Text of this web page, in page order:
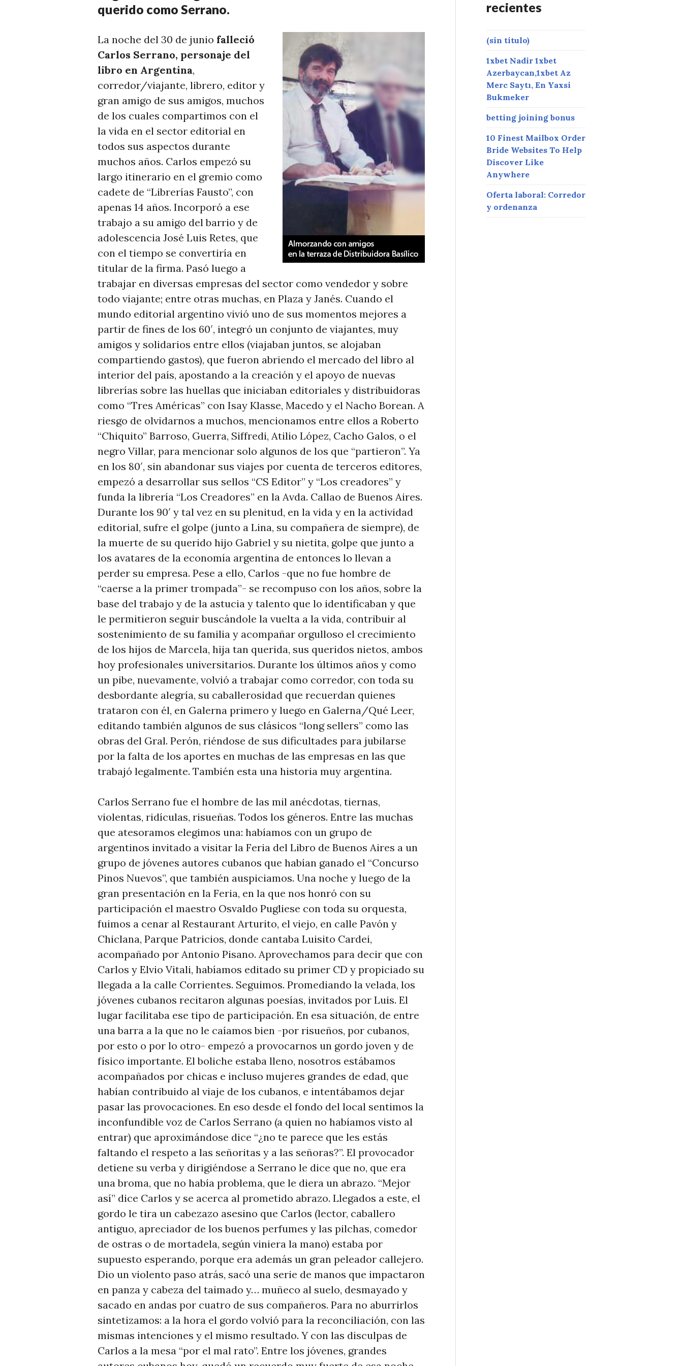
querido como Serrano.
La noche del 30 de junio falleció
Carlos Serrano, personaje del
libro en Argentina,
corredor/viajante, librero, editor y
gran amigo de sus amigos, muchos
de los cuales compartimos con el
la vida en el sector editorial en
todos sus aspectos durante
muchos años. Carlos empezó su
largo itinerario en el gremio como
cadete de “Librerías Fausto”, con
apenas 14 años. Incorporó a ese
trabajo a su amigo del barrio y de
adolescencia José Luis Retes, que
con el tiempo se convertiría en
titular de la firma. Pasó luego a
trabajar en diversas empresas del sector como vendedor y sobre
todo viajante; entre otras muchas, en Plaza y Janés. Cuando el
mundo editorial argentino vivió uno de sus momentos mejores a
partir de fines de los 60′, integró un conjunto de viajantes, muy
amigos y solidarios entre ellos (viajaban juntos, se alojaban
compartiendo gastos), que fueron abriendo el mercado del libro al
interior del país, apostando a la creación y el apoyo de nuevas
librerías sobre las huellas que iniciaban editoriales y distribuidoras
como “Tres Américas” con Isay Klasse, Macedo y el Nacho Borean. A
riesgo de olvidarnos a muchos, mencionamos entre ellos a Roberto
“Chiquito” Barroso, Guerra, Siffredi, Atilio López, Cacho Galos, o el
negro Villar, para mencionar solo algunos de los que “partieron”. Ya
en los 80′, sin abandonar sus viajes por cuenta de terceros editores,
empezó a desarrollar sus sellos “CS Editor” y “Los creadores” y
funda la librería “Los Creadores” en la Avda. Callao de Buenos Aires.
Durante los 90′ y tal vez en su plenitud, en la vida y en la actividad
editorial, sufre el golpe (junto a Lina, su compañera de siempre), de
la muerte de su querido hijo Gabriel y su nietita, golpe que junto a
los avatares de la economía argentina de entonces lo llevan a
perder su empresa. Pese a ello, Carlos -que no fue hombre de
“caerse a la primer trompada”- se recompuso con los años, sobre la
base del trabajo y de la astucia y talento que lo identificaban y que
le permitieron seguir buscándole la vuelta a la vida, contribuir al
sostenimiento de su familia y acompañar orgulloso el crecimiento
de los hijos de Marcela, hija tan querida, sus queridos nietos, ambos
hoy profesionales universitarios. Durante los últimos años y como
un pibe, nuevamente, volvió a trabajar como corredor, con toda su
desbordante alegría, su caballerosidad que recuerdan quienes
trataron con él, en Galerna primero y luego en Galerna/Qué Leer,
editando también algunos de sus clásicos “long sellers” como las
obras del Gral. Perón, riéndose de sus dificultades para jubilarse
por la falta de los aportes en muchas de las empresas en las que
trabajó legalmente. También esta una historia muy argentina.
Carlos Serrano fue el hombre de las mil anécdotas, tiernas,
violentas, ridículas, risueñas. Todos los géneros. Entre las muchas
que atesoramos elegimos una: habíamos con un grupo de
argentinos invitado a visitar la Feria del Libro de Buenos Aires a un
grupo de jóvenes autores cubanos que habían ganado el “Concurso
Pinos Nuevos”, que también auspiciamos. Una noche y luego de la
gran presentación en la Feria, en la que nos honró con su
participación el maestro Osvaldo Pugliese con toda su orquesta,
fuimos a cenar al Restaurant Arturito, el viejo, en calle Pavón y
Chiclana, Parque Patricios, donde cantaba Luisito Cardei,
acompañado por Antonio Pisano. Aprovechamos para decir que con
Carlos y Elvio Vitali, habíamos editado su primer CD y propiciado su
llegada a la calle Corrientes. Seguimos. Promediando la velada, los
jóvenes cubanos recitaron algunas poesías, invitados por Luis. El
lugar facilitaba ese tipo de participación. En esa situación, de entre
una barra a la que no le caíamos bien -por risueños, por cubanos,
por esto o por lo otro- empezó a provocarnos un gordo joven y de
físico importante. El boliche estaba lleno, nosotros estábamos
acompañados por chicas e incluso mujeres grandes de edad, que
habían contribuido al viaje de los cubanos, e intentábamos dejar
pasar las provocaciones. En eso desde el fondo del local sentimos la
inconfundible voz de Carlos Serrano (a quien no habíamos visto al
entrar) que aproximándose dice “¿no te parece que les estás
faltando el respeto a las señoritas y a las señoras?”. El provocador
detiene su verba y dirigiéndose a Serrano le dice que no, que era
una broma, que no había problema, que le diera un abrazo. “Mejor
así” dice Carlos y se acerca al prometido abrazo. Llegados a este, el
gordo le tira un cabezazo asesino que Carlos (lector, caballero
antiguo, apreciador de los buenos perfumes y las pilchas, comedor
de ostras o de mortadela, según viniera la mano) estaba por
supuesto esperando, porque era además un gran peleador callejero.
Dio un violento paso atrás, sacó una serie de manos que impactaron
en panza y cabeza del taimado y… muñeco al suelo, desmayado y
sacado en andas por cuatro de sus compañeros. Para no aburrirlos
sintetizamos: a la hora el gordo volvió para la reconciliación, con las
mismas intenciones y el mismo resultado. Y con las disculpas de
Carlos a la mesa “por el mal rato”. Entre los jóvenes, grandes
recientes
(sin título)
1xbet Nadir 1xbet
Azerbaycan,1xbet Az
Merc Saytı, En Yaxsi
Bukmeker
betting joining bonus
10 Finest Mailbox Order
Bride Websites To Help
Discover Like
Anywhere
Oferta laboral: Corredor
y ordenanza